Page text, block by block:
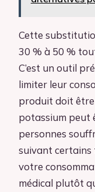
Cette
30 % à 50 %
C’est un outil
limiter leur
produit doit être
potassium peut
personnes
suivant certains
votre
médical plutôt